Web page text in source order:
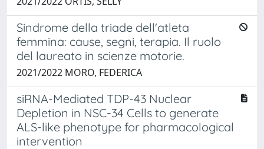
Sindrome della triade dell'atleta
femmina: cause, segni, terapia. Il ruolo
del laureato in scienze motorie.
2021/2022 MORO, FEDERICA
siRNA-Mediated TDP-43 Nuclear
Depletion in NSC-34 Cells to generate
ALS-like phenotype for pharmacological
intervention